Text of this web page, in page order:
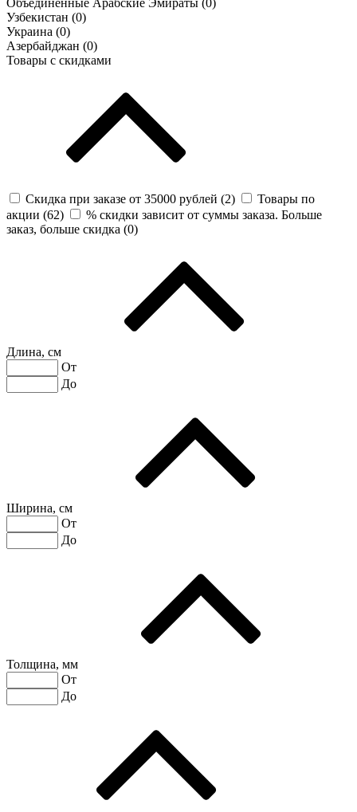
Узбекистан (0)
Украина (0)
Азербайджан (0)
Товары с скидками
Скидка при заказе от 35000 рублей (2)
Товары по
акции (62)
% скидки зависит от суммы заказа. Больше
заказ, больше скидка (0)
Длина, см
От
До
Ширина, см
От
До
Толщина, мм
От
До